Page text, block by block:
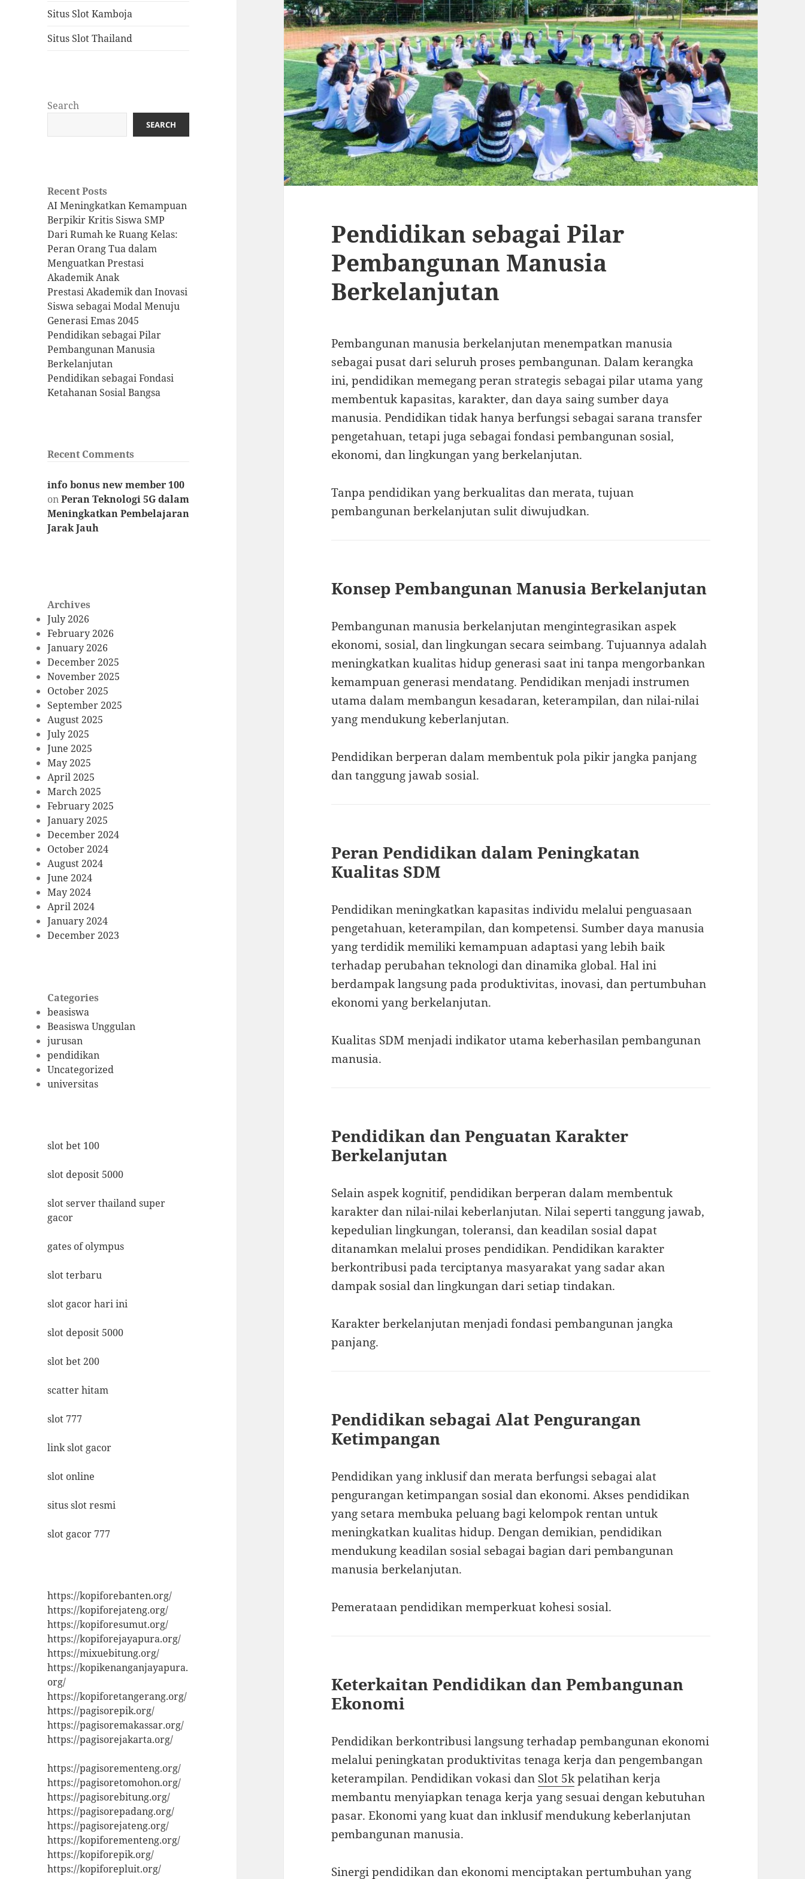
Situs Slot Kamboja
Situs Slot Thailand
Search
SEARCH
Recent Posts
AI Meningkatkan Kemampuan
Berpikir Kritis Siswa SMP
Dari Rumah ke Ruang Kelas:
Peran Orang Tua dalam
Menguatkan Prestasi
Akademik Anak
Prestasi Akademik dan Inovasi
Siswa sebagai Modal Menuju
Generasi Emas 2045
Pendidikan sebagai Pilar
Pembangunan Manusia
Berkelanjutan
Pendidikan sebagai Fondasi
Ketahanan Sosial Bangsa
Recent Comments
info bonus new member 100
onPeran Teknologi 5G dalam
Meningkatkan Pembelajaran
Jarak Jauh
Archives
July 2026
February 2026
January 2026
December 2025
November 2025
October 2025
September 2025
August 2025
July 2025
June 2025
May 2025
April 2025
March 2025
February 2025
January 2025
December 2024
October 2024
August 2024
June 2024
May 2024
April 2024
January 2024
December 2023
Categories
beasiswa
Beasiswa Unggulan
jurusan
pendidikan
Uncategorized
universitas
slot bet 100
slot deposit 5000
slot server thailand super
gacor
gates of olympus
slot terbaru
slot gacor hari ini
slot deposit 5000
slot bet 200
scatter hitam
slot 777
link slot gacor
slot online
situs slot resmi
slot gacor 777
https://kopiforebanten.org/
https://kopiforejateng.org/
https://kopiforesumut.org/
https://kopiforejayapura.org/
https://mixuebitung.org/
https://kopikenanganjayapura.
org/
https://kopiforetangerang.org/
https://pagisorepik.org/
https://pagisoremakassar.org/
https://pagisorejakarta.org/
https://pagisorementeng.org/
https://pagisoretomohon.org/
https://pagisorebitung.org/
https://pagisorepadang.org/
https://pagisorejateng.org/
https://kopiforementeng.org/
https://kopiforepik.org/
https://kopiforepluit.org/
Pendidikan sebagai Pilar
Pembangunan Manusia
Berkelanjutan
Pembangunan manusia berkelanjutan menempatkan manusia
sebagai pusat dari seluruh proses pembangunan. Dalam kerangka
ini, pendidikan memegang peran strategis sebagai pilar utama yang
membentuk kapasitas, karakter, dan daya saing sumber daya
manusia. Pendidikan tidak hanya berfungsi sebagai sarana transfer
pengetahuan, tetapi juga sebagai fondasi pembangunan sosial,
ekonomi, dan lingkungan yang berkelanjutan.
Tanpa pendidikan yang berkualitas dan merata, tujuan
pembangunan berkelanjutan sulit diwujudkan.
Konsep Pembangunan Manusia Berkelanjutan
Pembangunan manusia berkelanjutan mengintegrasikan aspek
ekonomi, sosial, dan lingkungan secara seimbang. Tujuannya adalah
meningkatkan kualitas hidup generasi saat ini tanpa mengorbankan
kemampuan generasi mendatang. Pendidikan menjadi instrumen
utama dalam membangun kesadaran, keterampilan, dan nilai-nilai
yang mendukung keberlanjutan.
Pendidikan berperan dalam membentuk pola pikir jangka panjang
dan tanggung jawab sosial.
Peran Pendidikan dalam Peningkatan
Kualitas SDM
Pendidikan meningkatkan kapasitas individu melalui penguasaan
pengetahuan, keterampilan, dan kompetensi. Sumber daya manusia
yang terdidik memiliki kemampuan adaptasi yang lebih baik
terhadap perubahan teknologi dan dinamika global. Hal ini
berdampak langsung pada produktivitas, inovasi, dan pertumbuhan
ekonomi yang berkelanjutan.
Kualitas SDM menjadi indikator utama keberhasilan pembangunan
manusia.
Pendidikan dan Penguatan Karakter
Berkelanjutan
Selain aspek kognitif, pendidikan berperan dalam membentuk
karakter dan nilai-nilai keberlanjutan. Nilai seperti tanggung jawab,
kepedulian lingkungan, toleransi, dan keadilan sosial dapat
ditanamkan melalui proses pendidikan. Pendidikan karakter
berkontribusi pada terciptanya masyarakat yang sadar akan
dampak sosial dan lingkungan dari setiap tindakan.
Karakter berkelanjutan menjadi fondasi pembangunan jangka
panjang.
Pendidikan sebagai Alat Pengurangan
Ketimpangan
Pendidikan yang inklusif dan merata berfungsi sebagai alat
pengurangan ketimpangan sosial dan ekonomi. Akses pendidikan
yang setara membuka peluang bagi kelompok rentan untuk
meningkatkan kualitas hidup. Dengan demikian, pendidikan
mendukung keadilan sosial sebagai bagian dari pembangunan
manusia berkelanjutan.
Pemerataan pendidikan memperkuat kohesi sosial.
Keterkaitan Pendidikan dan Pembangunan
Ekonomi
Pendidikan berkontribusi langsung terhadap pembangunan ekonomi
melalui peningkatan produktivitas tenaga kerja dan pengembangan
keterampilan. Pendidikan vokasi dan Slot 5kpelatihan kerja
membantu menyiapkan tenaga kerja yang sesuai dengan kebutuhan
pasar. Ekonomi yang kuat dan inklusif mendukung keberlanjutan
pembangunan manusia.
Sinergi pendidikan dan ekonomi menciptakan pertumbuhan yang